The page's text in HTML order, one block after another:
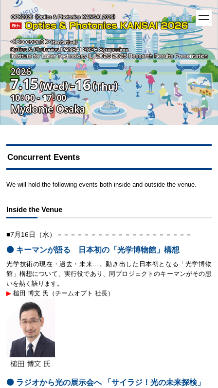
t
o
g
g
l
e
n
a
v
i
g
a
t
i
o
n
Concurrent Events
We will hold the following events both inside and outside the venue.
Inside the Venue
■7月16日（水）－－－－－－－－－－－－－－－－－－－－
⚫️ キーマンが語る 日本初の「光学博物館」構想
光学技術の現在・過去・未来…。動き出した日本初となる「光学博物
館」構想について、実行役であり、同プロジェクトのキーマンがその想
いを熱く語ります。
▶︎ 槌田 博文 氏（チームオプト 社長）
⚫️ ラジオから光の展示会へ 「サイラジ！光の未来探検」